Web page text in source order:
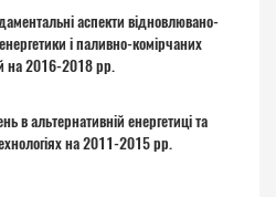
аспекти відновлювано-
і паливно-комірчаних
на 2016-2018 рр.
в альтернативній енергетиці та
на 2011-2015 рр.